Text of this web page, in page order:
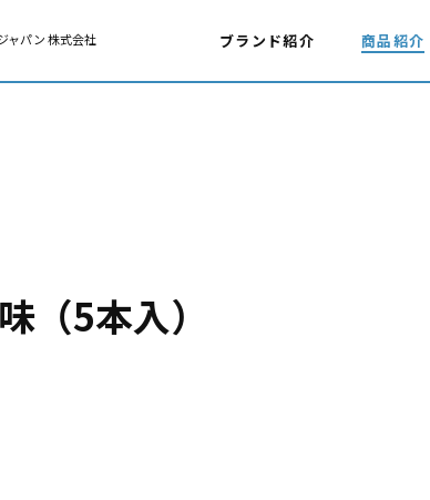
ャパン 株式会社 ブランド紹介 商品紹介
（5本入）